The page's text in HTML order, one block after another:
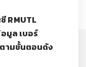
RMUTL
มูล เบอร์
ามขั้นตอนดัง